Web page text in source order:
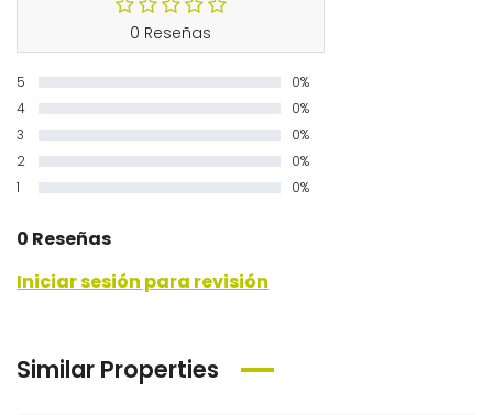
0 Reseñas
5
0%
4
0%
3
0%
2
0%
1
0%
0 Reseñas
Iniciar sesión para revisión
Similar Properties